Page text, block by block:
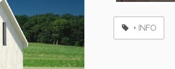
+ INFO